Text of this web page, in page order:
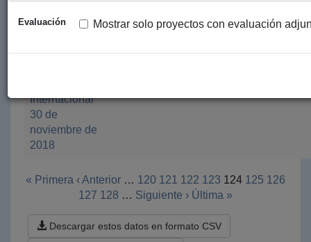
Evaluación Mostrar solo proyectos con evaluación
Contra de la
Muerte en
Internacional
30 de
noviembre de
2018
de Bilbao
« Primera ‹ Anterior … 120 121 122 123 124 125 126
127 128 … Siguiente › Última »
Descargar estos datos en formato CSV